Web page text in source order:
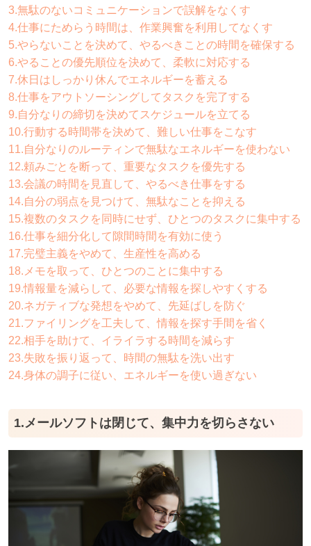
3.無駄のないコミュニケーションで誤解をなくす
4.仕事にためらう時間は、作業興奮を利用してなくす
5.やらないことを決めて、やるべきことの時間を確保する
6.やることの優先順位を決めて、柔軟に対応する
7.休日はしっかり休んでエネルギーを蓄える
8.仕事をアウトソーシングしてタスクを完了する
9.自分なりの締切を決めてスケジュールを立てる
10.行動する時間帯を決めて、難しい仕事をこなす
11.自分なりのルーティンで無駄なエネルギーを使わない
12.頼みごとを断って、重要なタスクを優先する
13.会議の時間を見直して、やるべき仕事をする
14.自分の弱点を見つけて、無駄なことを抑える
15.複数のタスクを同時にせず、ひとつのタスクに集中する
16.仕事を細分化して隙間時間を有効に使う
17.完璧主義をやめて、生産性を高める
18.メモを取って、ひとつのことに集中する
19.情報量を減らして、必要な情報を探しやすくする
20.ネガティブな発想をやめて、先延ばしを防ぐ
21.ファイリングを工夫して、情報を探す手間を省く
22.相手を助けて、イライラする時間を減らす
23.失敗を振り返って、時間の無駄を洗い出す
24.身体の調子に従い、エネルギーを使い過ぎない
1.メールソフトは閉じて、集中力を切らさない